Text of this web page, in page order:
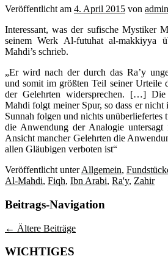
Veröffentlicht am 4. April 2015 von admin
Interessant, was der sufische Mystiker
seinem Werk Al-futuhat al-makkiyya
Mahdi’s schrieb.
„Er wird nach der durch das Ra’y
und somit im größten Teil seiner Urteile
der Gelehrten widersprechen. […]
Mahdi folgt meiner Spur, so dass er nicht
Sunnah folgen und nichts
die Anwendung der Analogie
Ansicht mancher Gelehrten die
allen Gläubigen verboten ist“
Veröffentlicht unter Allgemein,
Al-Mahdi, Fiqh, Ibn Arabi, Ra'y, Zahir
Beitrags-Navigation
← Ältere Beiträge
WICHTIGES